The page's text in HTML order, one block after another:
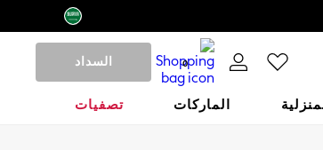
0 السداد
الماركات تصفيات